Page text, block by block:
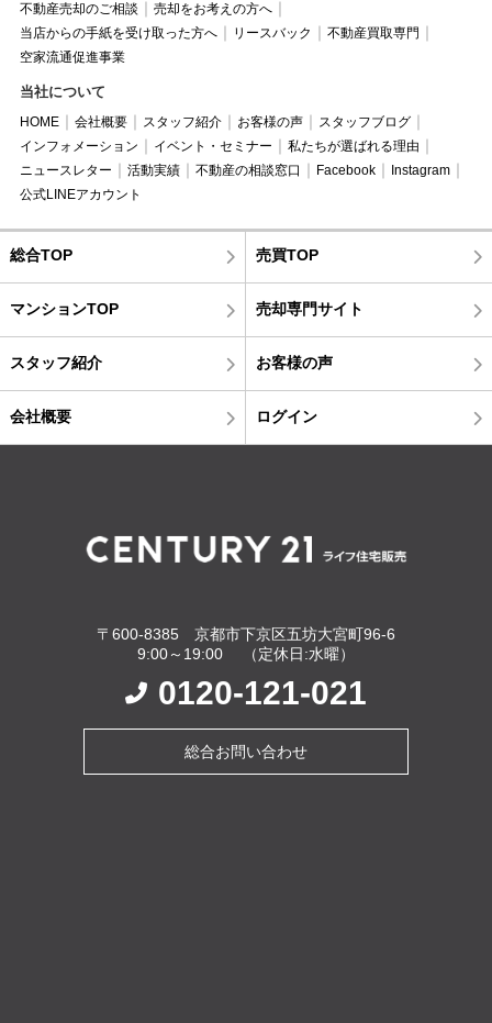
不動産売却のご相談
売却をお考えの方へ
当店からの手紙を受け取った方へ
リースバック
不動産買取専門
空家流通促進事業
当社について
HOME 会社概要 スタッフ紹介 お客様の声
スタッフブログ
インフォメーション
イベント・セミナー
私たちが選ばれる理由
ニュースレター
活動実績 不動産の相談窓口 Facebook
Instagram
公式LINEアカウント
総合TOP 売買TOP
マンションTOP 売却専門サイト
スタッフ紹介 お客様の声
会社概要 ログイン
〒600-8385 京都市下京区五坊大宮町96-6
9:00～19:00 （定休日:水曜）
0120-121-021
総合お問い合わせ